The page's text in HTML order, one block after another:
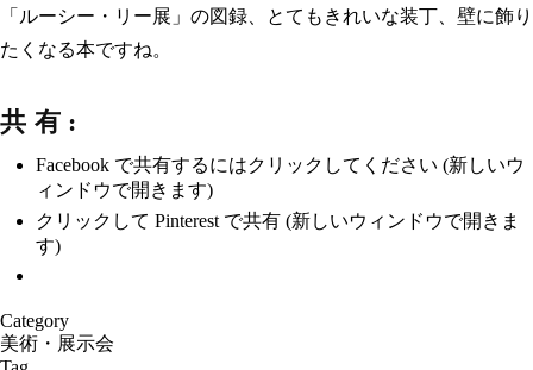
「ルーシー・リー展」の図録、とてもきれいな装丁、壁に飾り
たくなる本ですね。
共有:
Facebook で共有するにはクリックしてください (新しいウ
ィンドウで開きます)
クリックして Pinterest で共有 (新しいウィンドウで開きま
す)
Category
美術・展示会